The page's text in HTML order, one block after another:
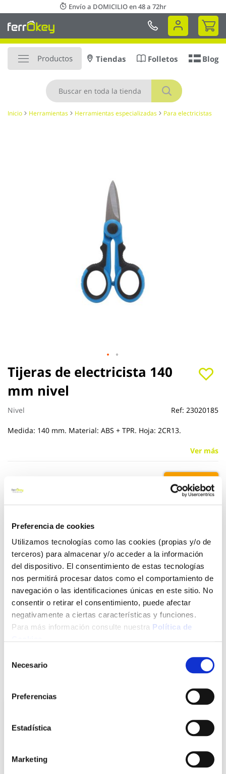
Preferencia de cookies
Utilizamos tecnologías como las cookies (propias y/o de
terceros) para almacenar y/o acceder a la información
del dispositivo. El consentimiento de estas tecnologías
nos permitirá procesar datos como el comportamiento de
navegación o las identificaciones únicas en este sitio. No
consentir o retirar el consentimiento, puede afectar
negativamente a ciertas características y funciones.
Para más información consulte nuestra Política de
Necesario
Preferencias
Estadística
Marketing
al
contenido
Envío a DOMICILIO en 48 a 72hr
Mi
Productos
Buscar
Tiendas Folletos Blog
Inicio Herramientas Herramientas especializadas Para electricistas
Tijeras de electricista 140
mm nivel
Nivel Ref: 23020185
Medida: 140 mm. Material: ABS + TPR. Hoja: 2CR13.
Ver más
3,45 €
Click&Collect - Recogida gratis
en nuestras tiendas
Envío a domicilio:
5 días hábiles
+ INFO
Saltar
al
comienzo
de
la
de